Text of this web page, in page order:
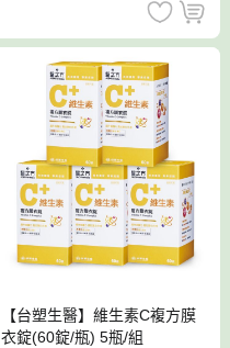
【台塑生醫】維生素C複方膜
衣錠(60錠/瓶) 5瓶/組